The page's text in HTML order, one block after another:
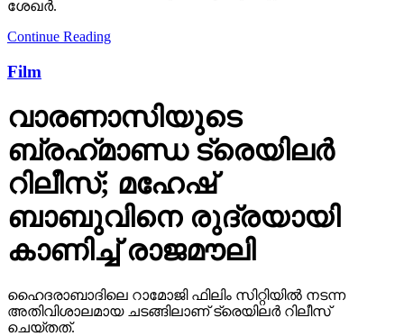
ശേഖർ.
Continue Reading
Film
വാരണാസിയുടെ
ബ്രഹ്‌മാണ്ഡ ട്രെയിലര്‍
റിലീസ്; മഹേഷ്
ബാബുവിനെ രുദ്രയായി
കാണിച്ച് രാജമൗലി
ഹൈദരാബാദിലെ റാമോജി ഫിലിം സിറ്റിയില്‍ നടന്ന
അതിവിശാലമായ ചടങ്ങിലാണ് ട്രെയിലര്‍ റിലീസ്
ചെയ്തത്.